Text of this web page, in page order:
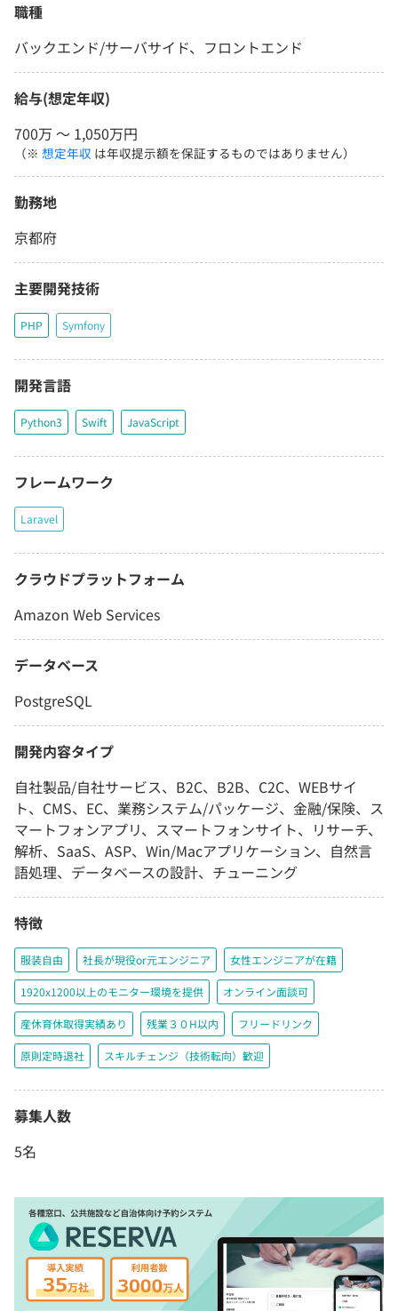
職種
バックエンド/サーバサイド、フロントエンド
給与(想定年収)
700万 〜 1,050万円
（※ 想定年収 は年収提示額を保証するものではありません）
勤務地
京都府
主要開発技術
PHP Symfony
開発言語
Python3 Swift JavaScript
フレームワーク
Laravel
クラウドプラットフォーム
Amazon Web Services
データベース
PostgreSQL
開発内容タイプ
自社製品/自社サービス、B2C、B2B、C2C、WEBサイ
ト、CMS、EC、業務システム/パッケージ、金融/保険、ス
マートフォンアプリ、スマートフォンサイト、リサーチ、
解析、SaaS、ASP、Win/Macアプリケーション、自然言
語処理、データベースの設計、チューニング
特徴
服装自由 社長が現役or元エンジニア 女性エンジニアが在籍
1920x1200以上のモニター環境を提供 オンライン面談可
産休育休取得実績あり 残業３０H以内 フリードリンク
原則定時退社 スキルチェンジ（技術転向）歓迎
募集人数
5名